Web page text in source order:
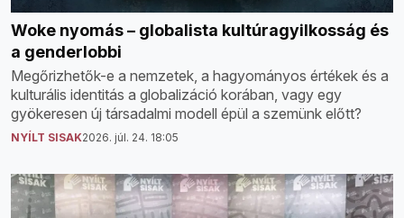
Woke nyomás – globalista kultúragyilkosság és
a genderlobbi
Megőrizhetők-e a nemzetek, a hagyományos értékek és a
kulturális identitás a globalizáció korában, vagy egy
gyökeresen új társadalmi modell épül a szemünk előtt?
NYÍLT SISAK2026. júl. 24. 18:05